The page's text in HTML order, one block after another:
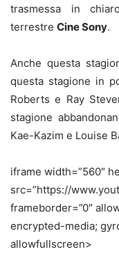
trasmessa in
terrestre Cine Sony.
Anche questa
questa stagione in
Roberts e Ray
stagione
Kae-Kazim e Louise
iframe width=”560″
src=”https://
frameborder=”0″
encrypted-media;
allowfullscreen>